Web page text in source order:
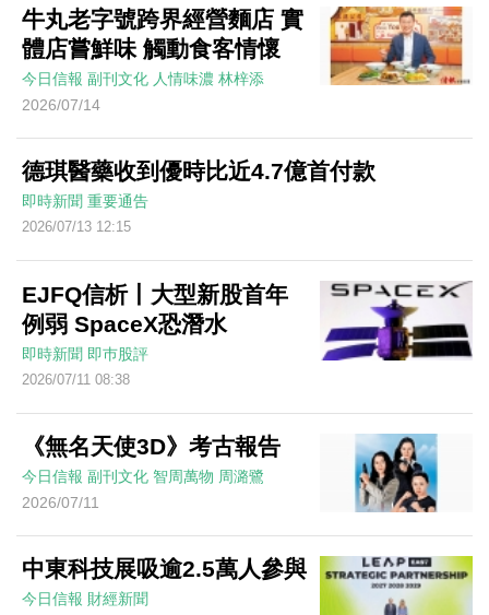
牛丸老字號跨界經營麵店 實
體店嘗鮮味 觸動食客情懷
今日信報 副刊文化 人情味濃 林梓添
2026/07/14
德琪醫藥收到優時比近4.7億首付款
即時新聞 重要通告
2026/07/13 12:15
EJFQ信析丨大型新股首年
例弱 SpaceX恐潛水
即時新聞 即巿股評
2026/07/11 08:38
《無名天使3D》考古報告
今日信報 副刊文化 智周萬物 周潞鷺
2026/07/11
中東科技展吸逾2.5萬人參與
今日信報 財經新聞